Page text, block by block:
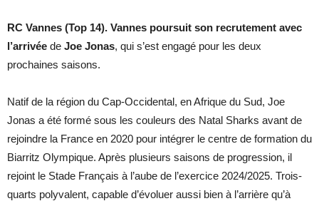
RC Vannes (Top 14). Vannes poursuit son recrutement avec
l’arrivée de Joe Jonas, qui s’est engagé pour les deux
prochaines saisons.
Natif de la région du Cap-Occidental, en Afrique du Sud, Joe
Jonas a été formé sous les couleurs des Natal Sharks avant de
rejoindre la France en 2020 pour intégrer le centre de formation du
Biarritz Olympique. Après plusieurs saisons de progression, il
rejoint le Stade Français à l’aube de l’exercice 2024/2025. Trois-
quarts polyvalent, capable d’évoluer aussi bien à l’arrière qu’à